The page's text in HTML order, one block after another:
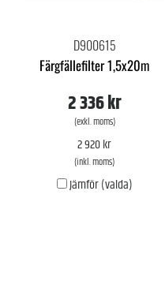
D900615
Färgfällefilter 1,5x20m
2 336 kr
(exkl. moms)
2 920 kr
(inkl. moms)
Jämför (valda)